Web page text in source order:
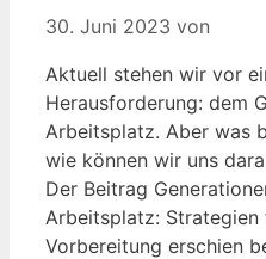
30. Juni 2023 von
Aktuell stehen wir vor
Herausforderung: dem
Arbeitsplatz. Aber was
wie können wir uns
Der Beitrag
Arbeitsplatz:
Vorbereitung erschien